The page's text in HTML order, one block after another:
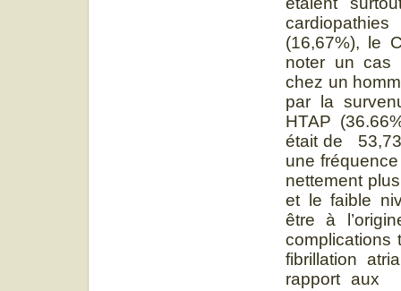
(16,67%), le
noter un cas
chez un
par la
HTAP
était de
une
nettement
et le faible
être à
complications
fibrillation
rapport aux